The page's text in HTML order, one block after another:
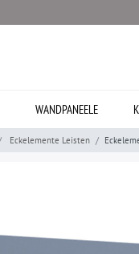
WANDPANEELE
Eckelemente Leisten